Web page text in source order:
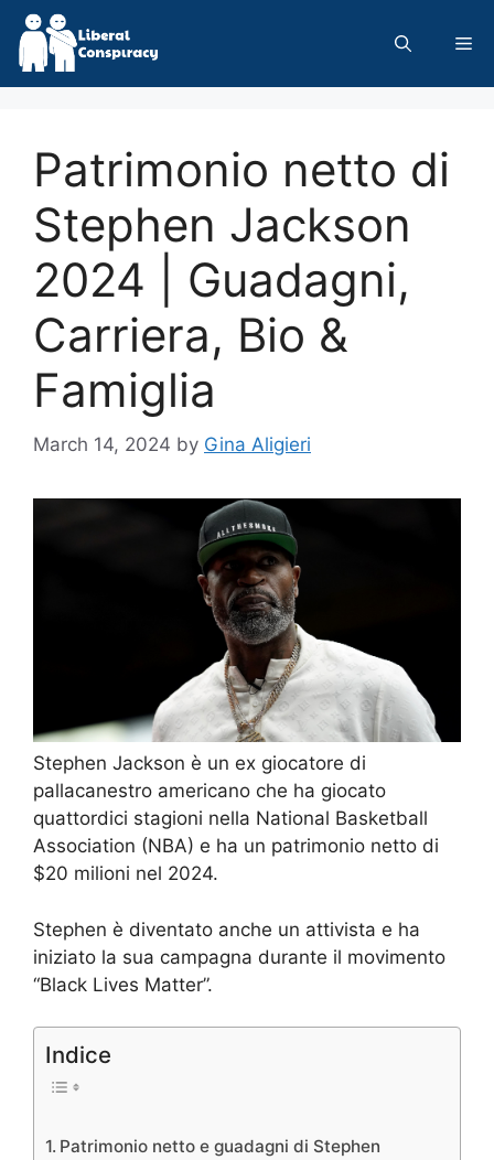
Skip
content
Patrimonio netto di
Stephen Jackson
2024 | Guadagni,
Carriera, Bio &
Famiglia
March 14, 2024 by Gina Aligieri
Stephen Jackson è un ex giocatore di
pallacanestro americano che ha giocato
quattordici stagioni nella National Basketball
Association (NBA) e ha un patrimonio netto di
$20 milioni nel 2024.
Stephen è diventato anche un attivista e ha
iniziato la sua campagna durante il movimento
“Black Lives Matter”.
Indice
Patrimonio netto e guadagni di Stephen